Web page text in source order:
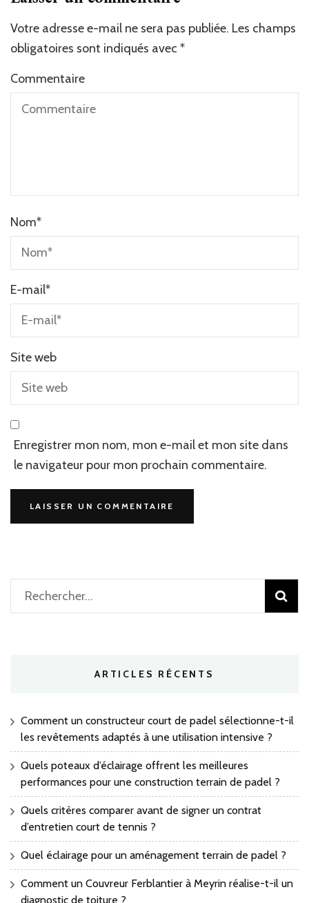
Votre adresse e-mail ne sera pas publiée. Les champs
obligatoires sont indiqués avec *
Commentaire
Nom*
E-mail*
Site web
Enregistrer mon nom, mon e-mail et mon site dans
le navigateur pour mon prochain commentaire.
Alternative:
Rechercher :
ARTICLES RÉCENTS
Comment un constructeur court de padel sélectionne-t-il
les revêtements adaptés à une utilisation intensive ?
Quels poteaux d’éclairage offrent les meilleures
performances pour une construction terrain de padel ?
Quels critères comparer avant de signer un contrat
d’entretien court de tennis ?
Quel éclairage pour un aménagement terrain de padel ?
Comment un Couvreur Ferblantier à Meyrin réalise-t-il un
diagnostic de toiture ?